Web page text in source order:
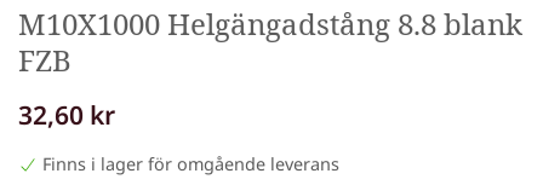
M10X1000 Helgängadstång 8.8 blank
FZB
32,60 kr
Finns i lager för omgående leverans